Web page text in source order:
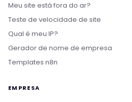
Meu site está fora do ar?
Teste de velocidade de site
Qual é meu IP?
Gerador de nome de empresa
Templates n8n
EMPRESA